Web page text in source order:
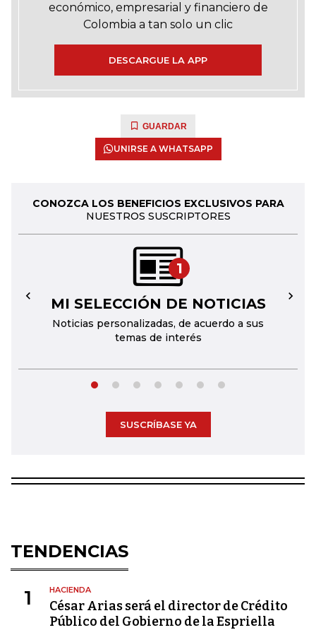
económico, empresarial y financiero de
Colombia a tan solo un clic
DESCARGUE LA APP
GUARDAR
UNIRSE A WHATSAPP
CONOZCA LOS BENEFICIOS EXCLUSIVOS PARA
NUESTROS SUSCRIPTORES
1
MI SELECCIÓN DE NOTICIAS
Noticias personalizadas, de acuerdo a sus
temas de interés
← →
SUSCRÍBASE YA
TENDENCIAS
1 HACIENDA
César Arias será el director de Crédito
Público del Gobierno de la Espriella